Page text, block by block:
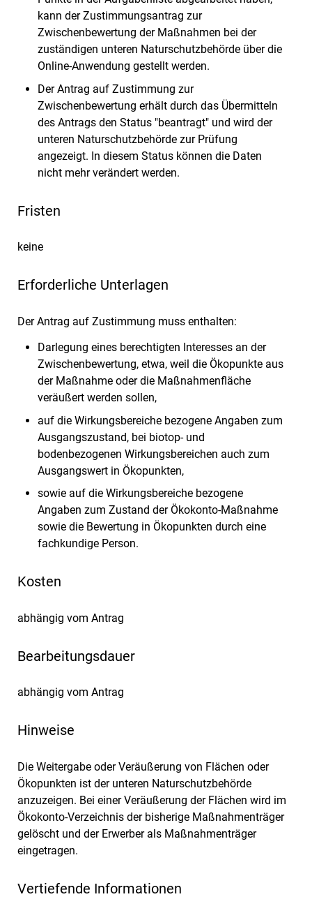
kann der Zustimmungsantrag zur
Zwischenbewertung der Maßnahmen bei der
zuständigen unteren Naturschutzbehörde über die
Online-Anwendung gestellt werden.
Der Antrag auf Zustimmung zur
Zwischenbewertung erhält durch das Übermitteln
des Antrags den Status "beantragt" und wird der
unteren Naturschutzbehörde zur Prüfung
angezeigt. In diesem Status können die Daten
nicht mehr verändert werden.
Fristen
keine
Erforderliche Unterlagen
Der Antrag auf Zustimmung muss enthalten:
Darlegung eines berechtigten Interesses an der
Zwischenbewertung, etwa, weil die Ökopunkte aus
der Maßnahme oder die Maßnahmenfläche
veräußert werden sollen,
auf die Wirkungsbereiche bezogene Angaben zum
Ausgangszustand, bei biotop- und
bodenbezogenen Wirkungsbereichen auch zum
Ausgangswert in Ökopunkten,
sowie auf die Wirkungsbereiche bezogene
Angaben zum Zustand der Ökokonto-Maßnahme
sowie die Bewertung in Ökopunkten durch eine
fachkundige Person.
Kosten
abhängig vom Antrag
Bearbeitungsdauer
abhängig vom Antrag
Hinweise
Die Weitergabe oder Veräußerung von Flächen oder
Ökopunkten ist der unteren Naturschutzbehörde
anzuzeigen. Bei einer Veräußerung der Flächen wird im
Ökokonto-Verzeichnis der bisherige Maßnahmenträger
gelöscht und der Erwerber als Maßnahmenträger
eingetragen.
Vertiefende Informationen